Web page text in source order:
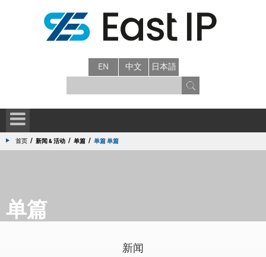
EN 中文 日本語
首页 / 新闻 & 活动 / 单篇 / 单篇 单篇
单篇
新闻